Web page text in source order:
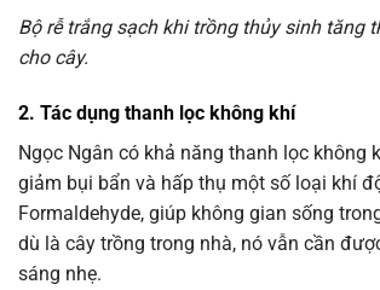
Bộ rễ trắng sạch khi trồng thủy sinh tăng
cho cây.
2. Tác dụng thanh lọc không khí
Ngọc Ngân có khả năng thanh lọc không
giảm bụi bẩn và hấp thụ một số loại khí
Formaldehyde, giúp không gian sống
dù là cây trồng trong nhà, nó vẫn cần
sáng nhẹ.